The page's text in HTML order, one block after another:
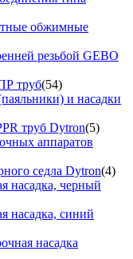
обжимные
резьбой GEBO
труб(54)
и насадки
труб Dytron(5)
аппаратов
седла Dytron(4)
насадка, черный
насадка, синий
насадка